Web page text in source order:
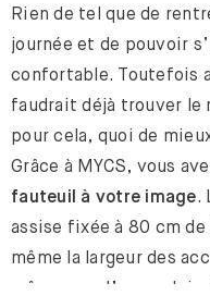
Rien de tel que de
journée et de pouvoir
confortable. Toutefois
faudrait déjà trouver le
pour cela, quoi de
Grâce à MYCS, vous
fauteuil à votre image.
assise fixée à 80 cm
même la largeur des
même pas d’accoudoir